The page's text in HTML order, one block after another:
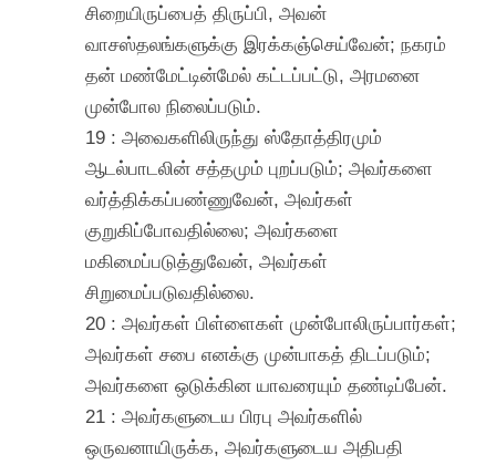
சிறையிருப்பைத் திருப்பி, அவன்
வாசஸ்தலங்களுக்கு இரக்கஞ்செய்வேன்; நகரம்
தன் மண்மேட்டின்மேல் கட்டப்பட்டு, அரமனை
முன்போல நிலைப்படும்.
19 : அவைகளிலிருந்து ஸ்தோத்திரமும்
ஆடல்பாடலின் சத்தமும் புறப்படும்; அவர்களை
வர்த்திக்கப்பண்ணுவேன், அவர்கள்
குறுகிப்போவதில்லை; அவர்களை
மகிமைப்படுத்துவேன், அவர்கள்
சிறுமைப்படுவதில்லை.
20 : அவர்கள் பிள்ளைகள் முன்போலிருப்பார்கள்;
அவர்கள் சபை எனக்கு முன்பாகத் திடப்படும்;
அவர்களை ஒடுக்கின யாவரையும் தண்டிப்பேன்.
21 : அவர்களுடைய பிரபு அவர்களில்
ஒருவனாயிருக்க, அவர்களுடைய அதிபதி